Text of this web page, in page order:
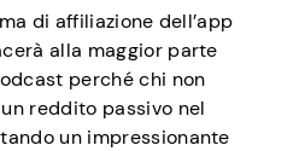
di affiliazione dell’app
alla maggior parte
perché chi non
reddito passivo nel
un impressionante